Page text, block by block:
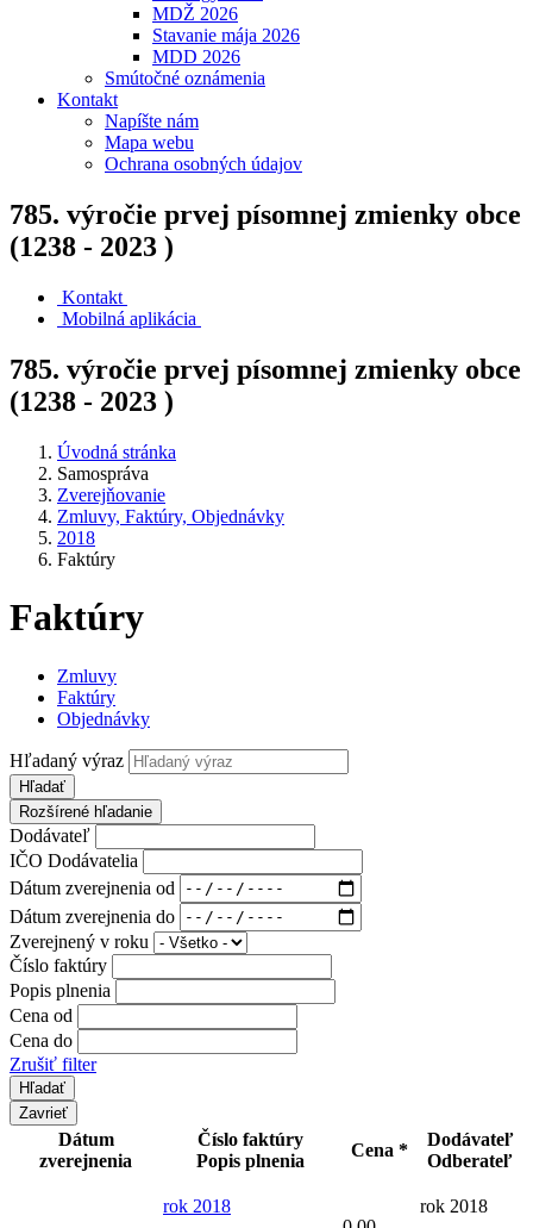
MDŽ 2026
Stavanie mája 2026
MDD 2026
Smútočné oznámenia
Kontakt
Napíšte nám
Mapa webu
Ochrana osobných údajov
785. výročie prvej písomnej zmienky obce
(1238 - 2023 )
Kontakt
Mobilná aplikácia
785. výročie prvej písomnej zmienky obce
(1238 - 2023 )
Úvodná stránka
Samospráva
Zverejňovanie
Zmluvy, Faktúry, Objednávky
2018
Faktúry
Faktúry
Zmluvy
Faktúry
Objednávky
Hľadaný výraz
Hľadať
Rozšírené hľadanie
Dodávateľ
IČO Dodávatelia
Dátum zverejnenia od
Dátum zverejnenia do
Zverejnený v roku
Číslo faktúry
Popis plnenia
Cena od
Cena do
Zrušiť filter
Zavrieť
Dátum
zverejnenia
Číslo faktúry
Popis plnenia
Cena *
Dodávateľ
Odberateľ
rok 2018
rok 2018